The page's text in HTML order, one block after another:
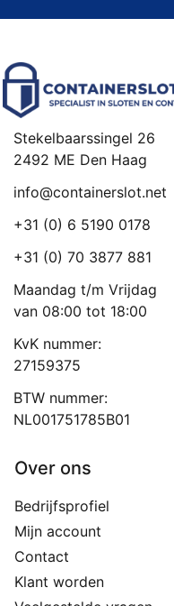
Stekelbaarssingel 26
2492 ME Den Haag
info@containerslot.net
+31 (0) 6 5190 0178
+31 (0) 70 3877 881
Maandag t/m Vrijdag
van 08:00 tot 18:00
KvK nummer:
27159375
BTW nummer:
NL001751785B01
Over ons
Bedrijfsprofiel
Mijn account
Contact
Klant worden